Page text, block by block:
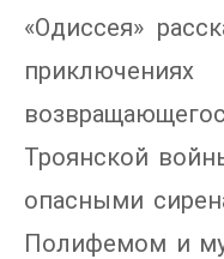
«Одиссея»
Троянской
опасными
Полифемом и